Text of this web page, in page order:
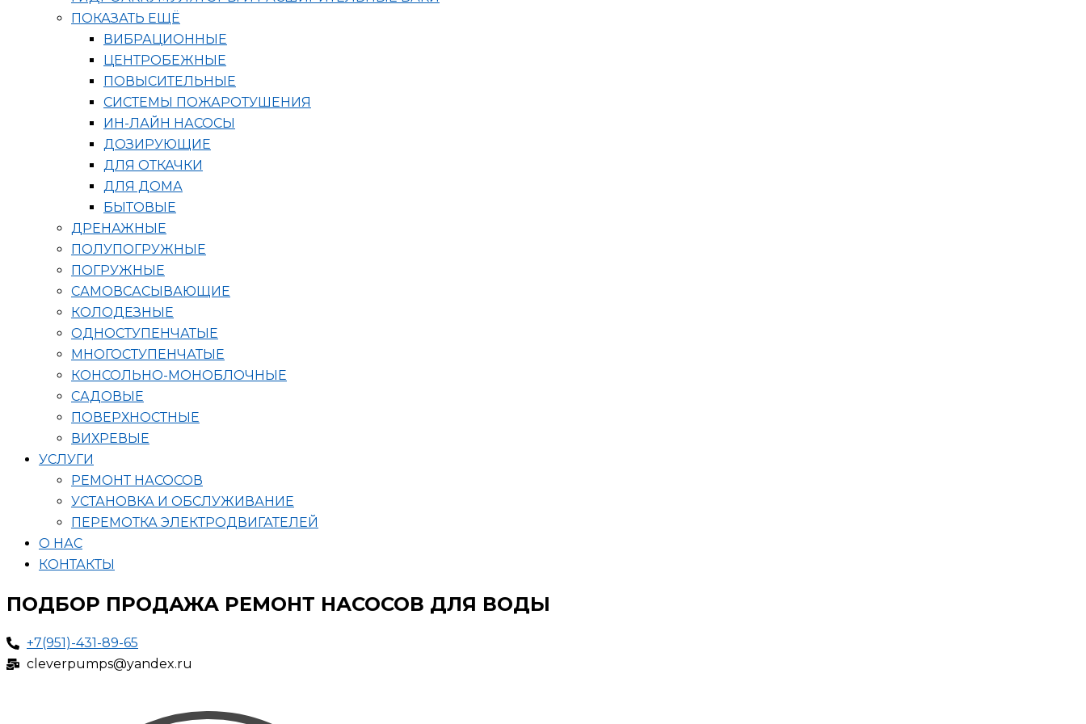
ПОКАЗАТЬ ЕЩЁ
ВИБРАЦИОННЫЕ
ЦЕНТРОБЕЖНЫЕ
ПОВЫСИТЕЛЬНЫЕ
СИСТЕМЫ ПОЖАРОТУШЕНИЯ
ИН-ЛАЙН НАСОСЫ
ДОЗИРУЮЩИЕ
ДЛЯ ОТКАЧКИ
ДЛЯ ДОМА
БЫТОВЫЕ
ДРЕНАЖНЫЕ
ПОЛУПОГРУЖНЫЕ
ПОГРУЖНЫЕ
САМОВСАСЫВАЮЩИЕ
КОЛОДЕЗНЫЕ
ОДНОСТУПЕНЧАТЫЕ
МНОГОСТУПЕНЧАТЫЕ
КОНСОЛЬНО-МОНОБЛОЧНЫЕ
САДОВЫЕ
ПОВЕРХНОСТНЫЕ
ВИХРЕВЫЕ
УСЛУГИ
РЕМОНТ НАСОСОВ
УСТАНОВКА И ОБСЛУЖИВАНИЕ
ПЕРЕМОТКА ЭЛЕКТРОДВИГАТЕЛЕЙ
О НАС
КОНТАКТЫ
ПОДБОР ПРОДАЖА РЕМОНТ НАСОСОВ ДЛЯ ВОДЫ
+7(951)-431-89-65
cleverpumps@yandex.ru